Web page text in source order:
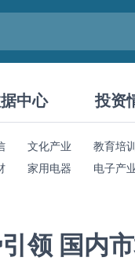
中心 投资
文化产业 教育培
家用电器 电子产
领 国内